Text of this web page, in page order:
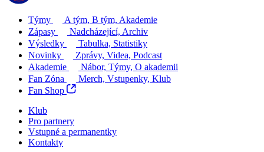
Týmy
A tým, B tým, Akademie
Zápasy
Nadcházející, Archiv
Výsledky
Tabulka, Statistiky
Novinky
Zprávy, Videa, Podcast
Akademie
Nábor, Týmy, O akademii
Fan Zóna
Merch, Vstupenky, Klub
Fan Shop
Klub
Pro partnery
Vstupné a permanentky
Kontakty